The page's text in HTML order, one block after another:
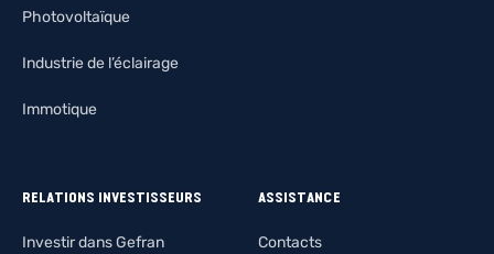
Photovoltaïque
Industrie de l’éclairage
Immotique
RELATIONS INVESTISSEURS
Investir dans Gefran
ASSISTANCE
Contacts